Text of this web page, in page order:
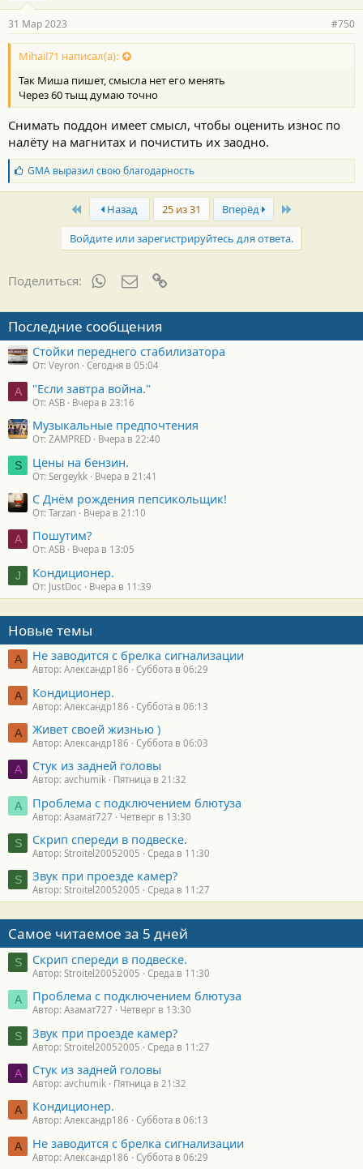
31 Мар 2023 #750
Mihail71 написал(а):
Так Миша пишет, смысла нет его менять
Через 60 тыщ думаю точно
Снимать поддон имеет смысл, чтобы оценить износ по
налёту на магнитах и почистить их заодно.
Б
л
а
о
т
и
:
GMAвыразил свою благодарность
First Назад 25 из 31 Вперёд
Войдите или зарегистрируйтесь для ответа.
Поделиться: WhatsAppЭлектронная почта
Последние сообщения
Стойки переднего стабилизатора
От: Veyron Сегодня в 05:04
A "Если завтра война."
От: ASB Вчера в 23:16
Музыкальные предпочтения
От: ZAMPRED Вчера в 22:40
S Цены на бензин.
От: Sergeykk Вчера в 21:41
С Днём рождения пепсикольщик!
От: Tarzan Вчера в 21:10
A Пошутим?
От: ASB Вчера в 13:05
J Кондиционер.
От: JustDoc Вчера в 11:39
Новые темы
А Не заводится с брелка сигнализации
Автор: Александр186 Суббота в 06:29
А Кондиционер.
Автор: Александр186 Суббота в 06:13
А Живет своей жизнью )
Автор: Александр186 Суббота в 06:03
A Стук из задней головы
Автор: avchumik Пятница в 21:32
А Проблема с подключением блютуза
Автор: Азамат727 Четверг в 13:30
S Скрип спереди в подвеске.
Автор: Stroitel20052005 Среда в 11:30
S Звук при проезде камер?
Автор: Stroitel20052005 Среда в 11:27
Самое читаемое за 5 дней
S Скрип спереди в подвеске.
Автор: Stroitel20052005 Среда в 11:30
А Проблема с подключением блютуза
Автор: Азамат727 Четверг в 13:30
S Звук при проезде камер?
Автор: Stroitel20052005 Среда в 11:27
A Стук из задней головы
Автор: avchumik Пятница в 21:32
А Кондиционер.
Автор: Александр186 Суббота в 06:13
А Не заводится с брелка сигнализации
Автор: Александр186 Суббота в 06:29